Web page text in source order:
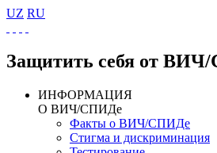
UZ RU
Защитить себя от
ИНФОРМАЦИЯ
О ВИЧ/СПИДе
Факты о ВИЧ/СПИДе
Стигма и дискриминация